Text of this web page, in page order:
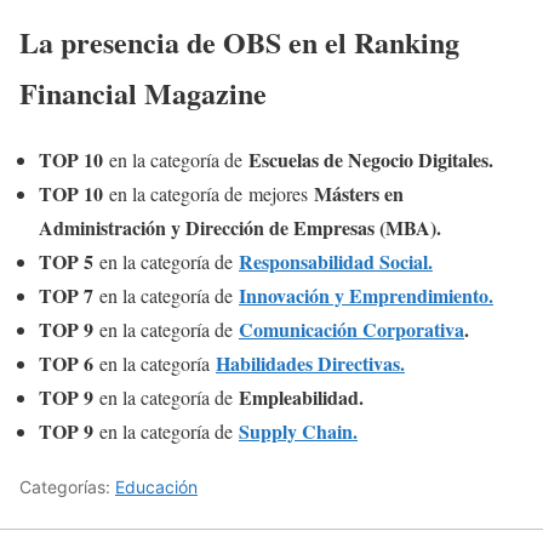
La presencia de OBS en el Ranking
Financial Magazine
TOP 10 en la categoría de Escuelas de Negocio Digitales.
TOP 10 en la categoría de mejores Másters en
Administración y Dirección de Empresas (MBA).
TOP 5 en la categoría de Responsabilidad Social.
TOP 7 en la categoría de Innovación y Emprendimiento.
TOP 9 en la categoría de Comunicación Corporativa.
TOP 6 en la categoría Habilidades Directivas.
TOP 9 en la categoría de Empleabilidad.
TOP 9 en la categoría de Supply Chain.
Categorías: Educación